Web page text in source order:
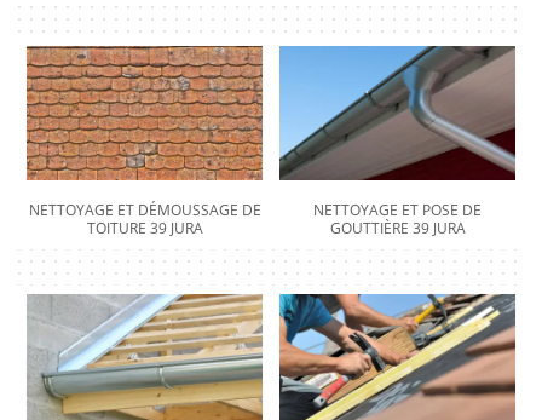
NETTOYAGE ET DÉMOUSSAGE DE
TOITURE 39 JURA
NETTOYAGE ET POSE DE
GOUTTIÈRE 39 JURA